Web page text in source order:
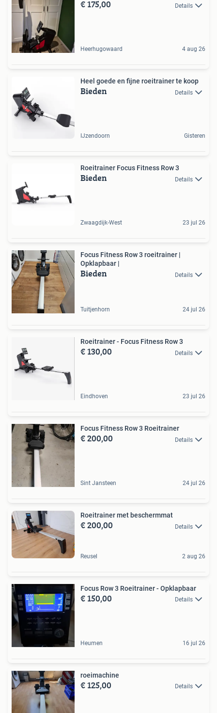
€ 175,00 Details
Heerhugowaard 4 aug 26
Heel goede en fijne roeitrainer te koop
Bieden Details
IJzendoorn Gisteren
Roeitrainer Focus Fitness Row 3
Bieden Details
Zwaagdijk-West 23 jul 26
Focus Fitness Row 3 roeitrainer |
Opklapbaar |
Bieden Details
Tuitjenhorn 24 jul 26
Roeitrainer - Focus Fitness Row 3
€ 130,00 Details
Eindhoven 23 jul 26
Focus Fitness Row 3 Roeitrainer
€ 200,00 Details
Sint Jansteen 24 jul 26
Roeitrainer met beschermmat
€ 200,00 Details
Reusel 2 aug 26
Focus Row 3 Roeitrainer - Opklapbaar
€ 150,00 Details
Heumen 16 jul 26
roeimachine
€ 125,00 Details